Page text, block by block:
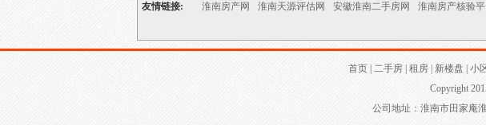
友情链接: 淮南房产网 淮南天源评估网 安徽淮南二手房网 淮南房产核验
首页| 二手房| 租房| 新楼盘 小
Copyright
公司地址：淮南市田家庵